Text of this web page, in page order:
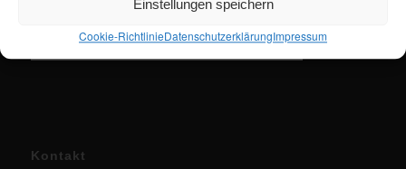
Einstellungen speichern
Cookie-RichtlinieDatenschutzerklärungImpressum
Kontakt